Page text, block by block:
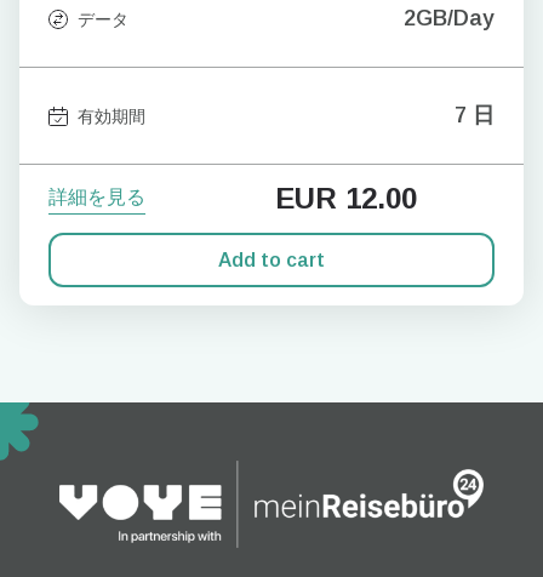
データ 2GB/Day
有効期間 7 日
詳細を見る EUR 12.00
Add to cart